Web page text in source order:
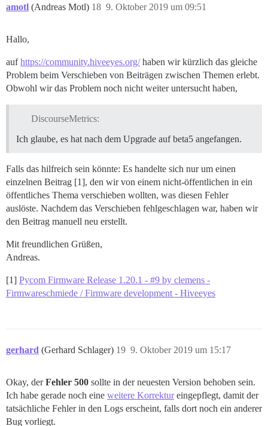
amotl (Andreas Motl) 9. Oktober 2019 um 09:51
18
Hallo,
aufhttps://community.hiveeyes.org/haben wir kürzlich das gleiche
Problem beim Verschieben von Beiträgen zwischen Themen erlebt.
Obwohl wir das Problem noch nicht weiter untersucht haben,
DiscourseMetrics:
Ich glaube, es hat nach dem Upgrade auf beta5 angefangen.
Falls das hilfreich sein könnte: Es handelte sich nur um einen
einzelnen Beitrag [1], den wir von einem nicht-öffentlichen in ein
öffentliches Thema verschieben wollten, was diesen Fehler
auslöste. Nachdem das Verschieben fehlgeschlagen war, haben wir
den Beitrag manuell neu erstellt.
Mit freundlichen Grüßen,
Andreas.
[1] Pycom Firmware Release 1.20.1 - #9 by clemens -
Firmwareschmiede / Firmware development - Hiveeyes
gerhard (Gerhard Schlager) 9. Oktober 2019 um 15:17
19
Okay, derFehler 500 sollte in der neuesten Version behoben sein.
Ich habe gerade noch eine weitere Korrektureingepflegt, damit der
tatsächliche Fehler in den Logs erscheint, falls dort noch ein anderer
Bug vorliegt.